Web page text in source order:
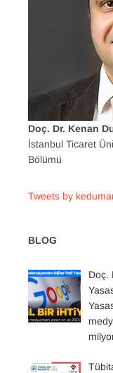
Doç. Dr. Kenan
İstanbul Ticaret
Bölümü
Tweets by
BLOG
Doç.